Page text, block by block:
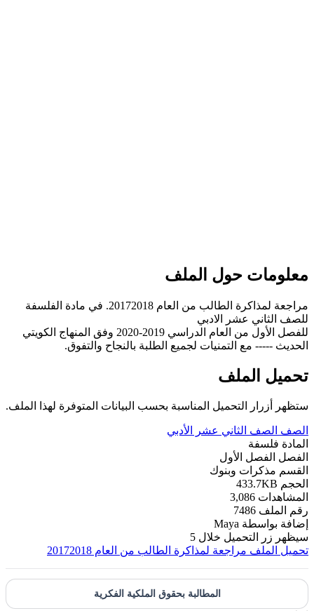
معلومات حول الملف
مراجعة لمذاكرة الطالب من العام 20172018. في مادة الفلسفة
للصف الثاني عشر الادبي
للفصل الأول من العام الدراسي 2019-2020 وفق المنهاج الكويتي
الحديث ----- مع التمنيات لجميع الطلبة بالنجاح والتفوق.
تحميل الملف
ستظهر أزرار التحميل المناسبة بحسب البيانات المتوفرة لهذا الملف.
الصف
الصف الثاني عشر الأدبي
المادة فلسفة
الفصل
الفصل الأول
القسم مذكرات وبنوك
الحجم 433.7KB
المشاهدات 3,086
رقم الملف 7486
إضافة بواسطة Maya
سيظهر زر التحميل خلال 5
تحميل الملف مراجعة لمذاكرة الطالب من العام 20172018
المطالبة بحقوق الملكية الفكرية